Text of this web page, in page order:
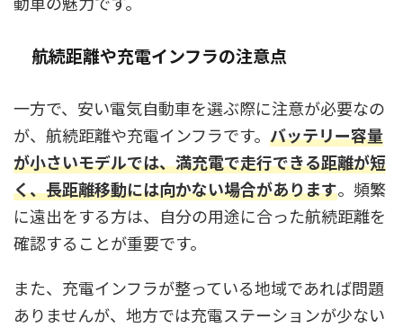
航続距離や充電インフラの注意点
一方で、安い電気自動車を選ぶ際に注意が必要なの
が、航続距離や充電インフラです。 バッテリー容量
が小さいモデルでは、満充電で走行できる距離が短
く、長距離移動には向かない場合があります。頻繁
に遠出をする方は、自分の用途に合った航続距離を
確認することが重要です。
また、充電インフラが整っている地域であれば問題
ありませんが、地方では充電ステーションが少ない